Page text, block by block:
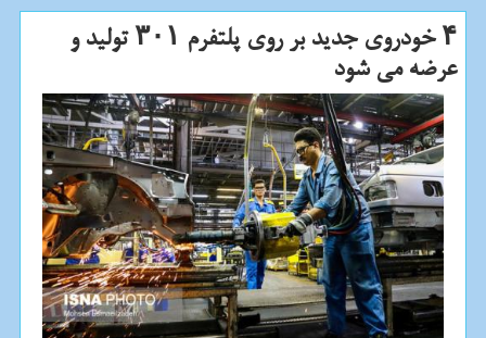
۴ خودروی جدید بر روی پلتفرم ۳۰۱ تولید و
عرضه می شود